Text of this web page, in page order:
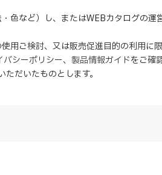
など）し、またはWEBカタログの
ご検討、又は販売促進目的の利用に限
バシーポリシー、 製品情報ガイドをご確
ただいたものとします。